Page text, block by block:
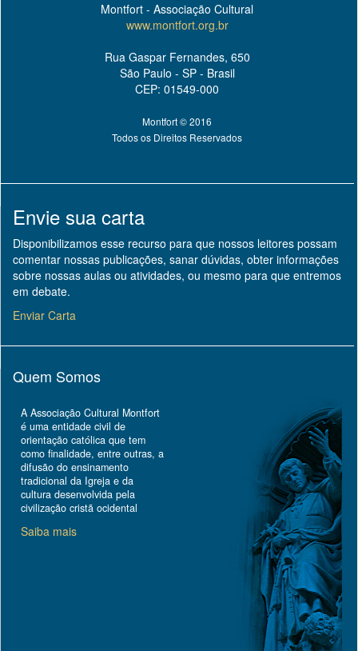
Montfort - Associação Cultural
www.montfort.org.br
Rua Gaspar Fernandes, 650
São Paulo - SP - Brasil
CEP: 01549-000
Montfort © 2016
Todos os Direitos Reservados
Envie sua carta
Disponibilizamos esse recurso para que nossos leitores possam
comentar nossas publicações, sanar dúvidas, obter informações
sobre nossas aulas ou atividades, ou mesmo para que entremos
em debate.
Enviar Carta
Quem Somos
A Associação Cultural Montfort
é uma entidade civil de
orientação católica que tem
como finalidade, entre outras, a
difusão do ensinamento
tradicional da Igreja e da
cultura desenvolvida pela
civilização cristã ocidental
Saiba mais